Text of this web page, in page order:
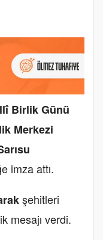
Birlik Günü
Merkezi
imza attı.
şehitleri
mesajı verdi.